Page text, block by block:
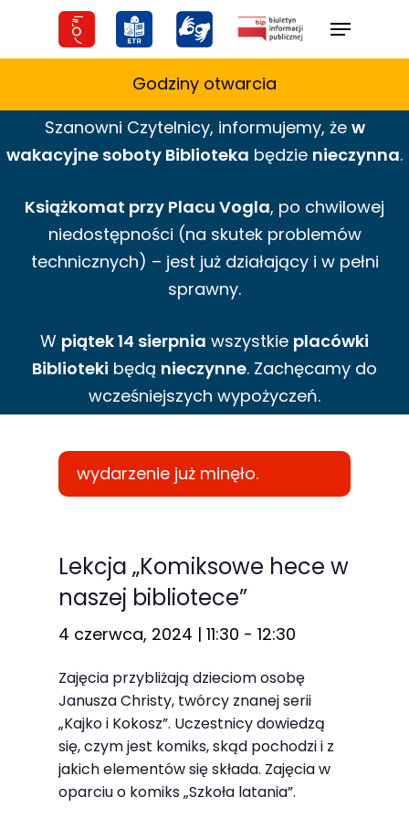
Menu
Godziny otwarcia
Szanowni Czytelnicy, informujemy, że w
wakacyjne soboty Biblioteka będzie nieczynna.
Książkomat przy Placu Vogla, po chwilowej
niedostępności (na skutek problemów
technicznych) – jest już działający i w pełni
sprawny.
W piątek 14 sierpnia wszystkie placówki
Biblioteki będą nieczynne. Zachęcamy do
wcześniejszych wypożyczeń.
wydarzenie już minęło.
Lekcja „Komiksowe hece w
naszej bibliotece”
4 czerwca, 2024 | 11:30 - 12:30
Zajęcia przybliżają dzieciom osobę
Janusza Christy, twórcy znanej serii
„Kajko i Kokosz”. Uczestnicy dowiedzą
się, czym jest komiks, skąd pochodzi i z
jakich elementów się składa. Zajęcia w
oparciu o komiks „Szkoła latania”.
Te pliki cookie
nie są
opcjonalne. Są
one potrzebne
funkcjonowania
strony
internetowej.
Statystyka